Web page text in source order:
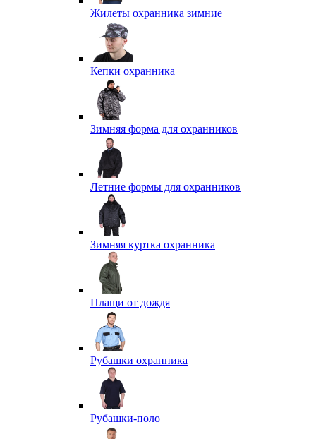
Жилеты охранника зимние
Кепки охранника
Зимняя форма для охранников
Летние формы для охранников
Зимняя куртка охранника
Плащи от дождя
Рубашки охранника
Рубашки-поло